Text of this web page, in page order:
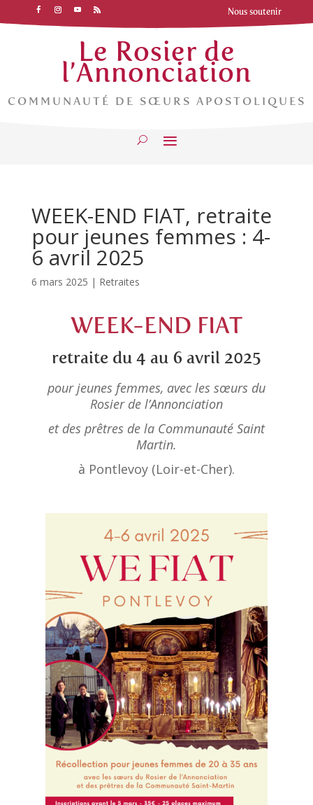
Nous soutenir
Le Rosier de
l’Annonciation
COMMUNAUTÉ DE SŒURS APOSTOLIQUES
WEEK-END FIAT, retraite
pour jeunes femmes : 4-
6 avril 2025
6 mars 2025 | Retraites
WEEK-END FIAT
retraite du 4 au 6 avril 2025
pour jeunes femmes, avec les sœurs du
Rosier de l’Annonciation
et des prêtres de la Communauté Saint
Martin.
à Pontlevoy (Loir-et-Cher).